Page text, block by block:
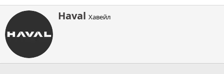
А
вHaval Хавейл